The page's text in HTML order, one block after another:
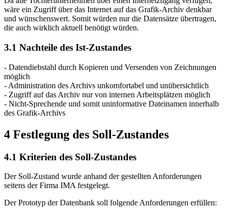
wäre ein Zugriff über das Internet auf das Grafik-Archiv denkbar
und wünschenswert. Somit würden nur die Datensätze übertragen,
die auch wirklich aktuell benötigt würden.
3.1 Nachteile des Ist-Zustandes
- Datendiebstahl durch Kopieren und Versenden von Zeichnungen
möglich
- Administration des Archivs unkomfortabel und unübersichtlich
- Zugriff auf das Archiv nur von internen Arbeitsplätzen möglich
- Nicht-Sprechende und somit uninformative Dateinamen innerhalb
des Grafik-Archivs
4 Festlegung des Soll-Zustandes
4.1 Kriterien des Soll-Zustandes
Der Soll-Zustand wurde anhand der gestellten Anforderungen
seitens der Firma IMA festgelegt.
Der Prototyp der Datenbank soll folgende Anforderungen erfüllen: